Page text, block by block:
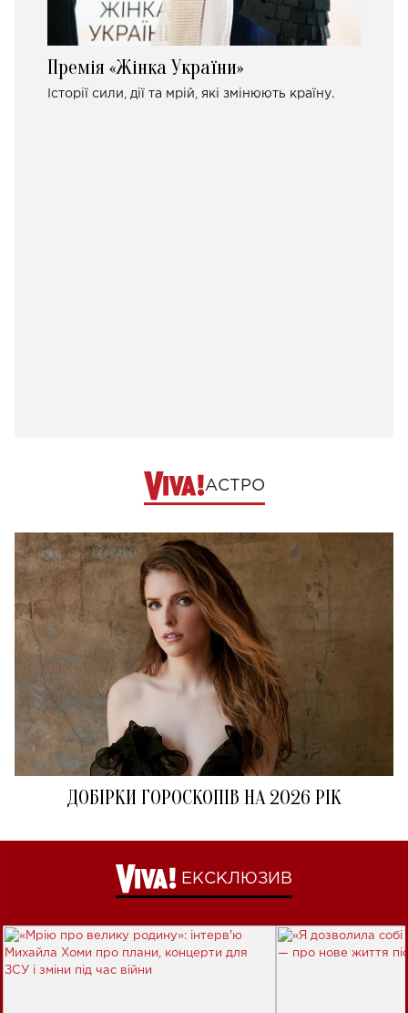
Премія «Жінка України»
Історії сили, дії та мрій, які змінюють країну.
АСТРО
ДОБІРКИ ГОРОСКОПІВ НА 2026 РІК
ЕКСКЛЮЗИВ